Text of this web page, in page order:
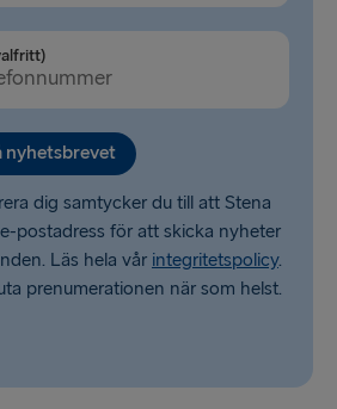
nyhetsbrevet
dig samtycker du till att Stena
postadress för att skicka nyheter
Läs hela vår integritetspolicy.
prenumerationen när som helst.